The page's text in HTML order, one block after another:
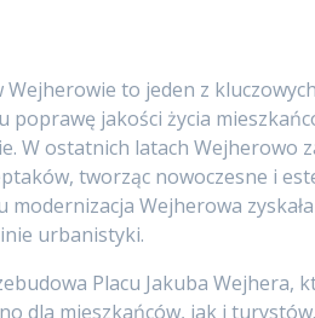
to jeden z
jakości życia
W ostatnich latach Wejherowo
tworząc nowoczesne i
modernizacja Wejherowa
urbanistyki.
Placu Jakuba Wejhera,
dla mieszkańców, jak i